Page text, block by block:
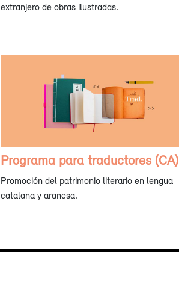
extranjero de obras ilustradas.
Programa para traductores (CA)
Promoción del patrimonio literario en lengua
catalana y aranesa.